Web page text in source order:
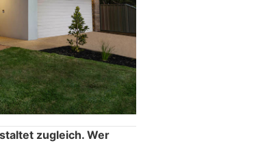
zugleich. Wer